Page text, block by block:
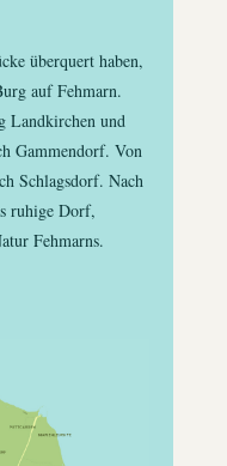
überquert haben,
auf Fehmarn.
Landkirchen und
Gammendorf. Von
Schlagsdorf. Nach
ruhige Dorf,
Fehmarns.